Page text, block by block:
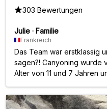
303 Bewertungen
Julie · Familie
Frankreich
Das Team war erstklassig
sagen?! Canyoning wurde
Alter von 11 und 7 Jahren